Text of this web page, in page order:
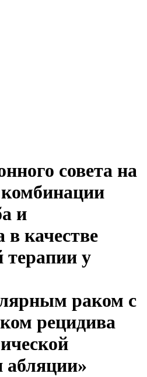
совета на
и
в качестве
терапии у
раком с
рецидива
абляции»